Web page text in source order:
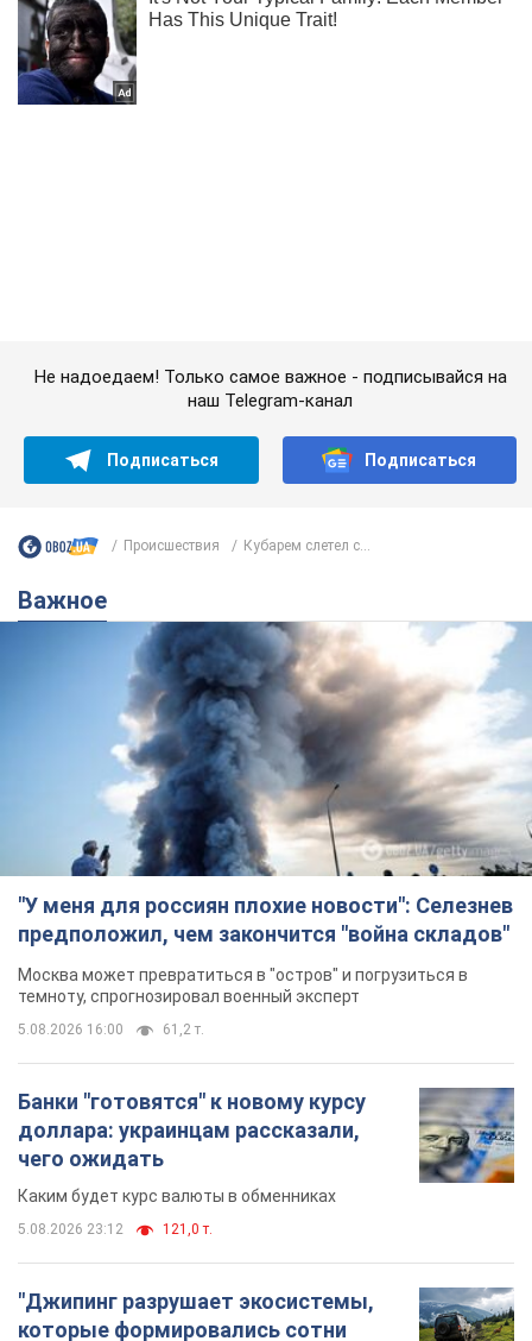
Важное
"У меня для россиян плохие новости": Селезнев
предположил, чем закончится "война складов"
Москва может превратиться в "остров" и погрузиться в
темноту, спрогнозировал военный эксперт
61,2 т.
Банки "готовятся" к новому курсу
доллара: украинцам рассказали,
чего ожидать
5.08.2026 23:12 121,0 т.
"Джипинг разрушает экосистемы,
которые формировались сотни
лет": в Greenpeace забили тревогу
В высокогорье расположены альпийские и
комплексы, которые формировались на протяжении сотен
лет
5.08.2026 23:00 1,7 т.